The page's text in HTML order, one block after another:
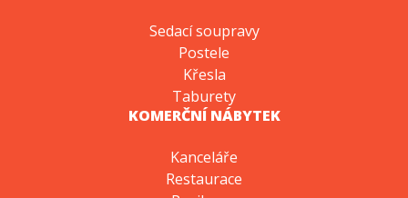
Sedací soupravy
Postele
Křesla
Taburety
KOMERČNÍ NÁBYTEK
Kanceláře
Restaurace